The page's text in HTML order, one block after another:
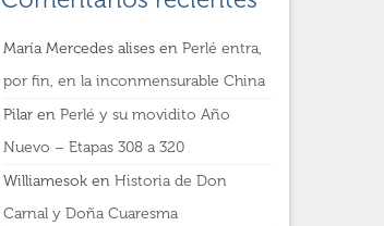
María Mercedes alisesen Perlé entra,
por fin, en la inconmensurable China
Pilaren Perlé y su movidito Año
Nuevo – Etapas 308 a 320
Williamesoken Historia de Don
Carnal y Doña Cuaresma